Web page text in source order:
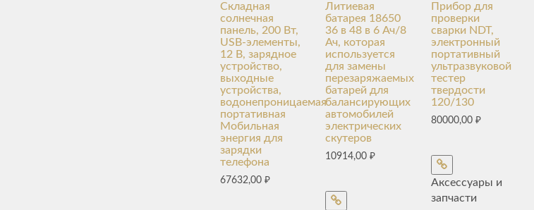
Складная
солнечная
панель, 200 Вт,
USB-элементы,
12 В, зарядное
устройство,
выходные
устройства,
водонепроницаемая
портативная
Мобильная
энергия для
зарядки
телефона
67632,00 ₽
Литиевая
батарея 18650
36 в 48 в 6 Ач/8
Ач, которая
используется
для замены
перезаряжаемых
батарей для
балансирующих
автомобилей
электрических
скутеров
10914,00₽
Прибор для
проверки
сварки NDT,
электронный
портативный
ультразвуковой
тестер
твердости
120/130
80000,00 ₽
Аксессуары и
запчасти